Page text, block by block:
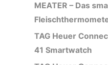
MEATER – Das
TAG Heuer
41 Smartwatch